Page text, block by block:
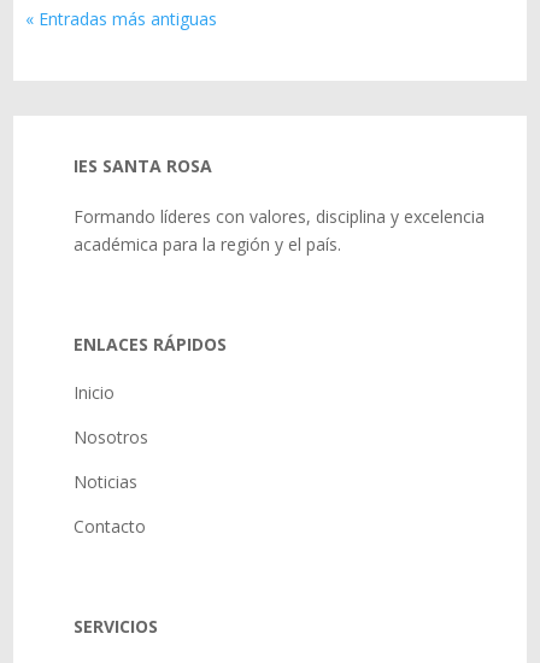
« Entradas más antiguas
IES SANTA ROSA
Formando líderes con valores, disciplina y excelencia
académica para la región y el país.
ENLACES RÁPIDOS
Inicio
Nosotros
Noticias
Contacto
SERVICIOS